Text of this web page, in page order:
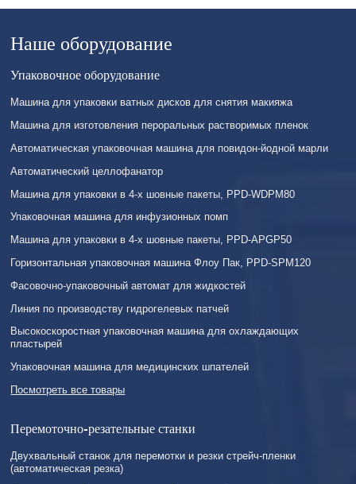
Наше оборудование
Упаковочное оборудование
Машина для упаковки ватных дисков для снятия макияжа
Машина для изготовления пероральных растворимых пленок
Автоматическая упаковочная машина для повидон-йодной марли
Автоматический целлофанатор
Машина для упаковки в 4-х шовные пакеты, PPD-WDPM80
Упаковочная машина для инфузионных помп
Машина для упаковки в 4-х шовные пакеты, PPD-APGP50
Горизонтальная упаковочная машина Флоу Пак, PPD-SPM120
Фасовочно-упаковочный автомат для жидкостей
Линия по производству гидрогелевых патчей
Высокоскоростная упаковочная машина для охлаждающих
пластырей
Упаковочная машина для медицинских шпателей
Посмотреть все товары
Перемоточно-резательные станки
Двухвальный станок для перемотки и резки стрейч-пленки
(автоматическая резка)